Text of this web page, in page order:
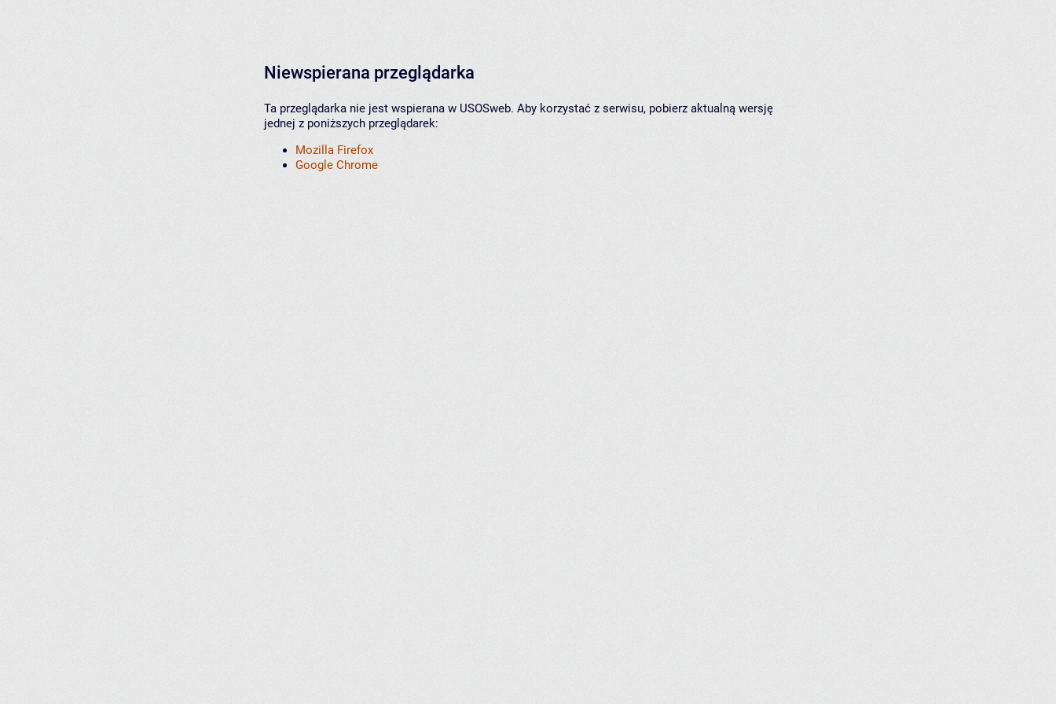
Niewspierana przeglądarka
Ta przeglądarka nie jest wspierana w USOSweb. Aby korzystać z serwisu, pobierz aktualną wersję
jednej z poniższych przeglądarek:
Mozilla Firefox
Google Chrome